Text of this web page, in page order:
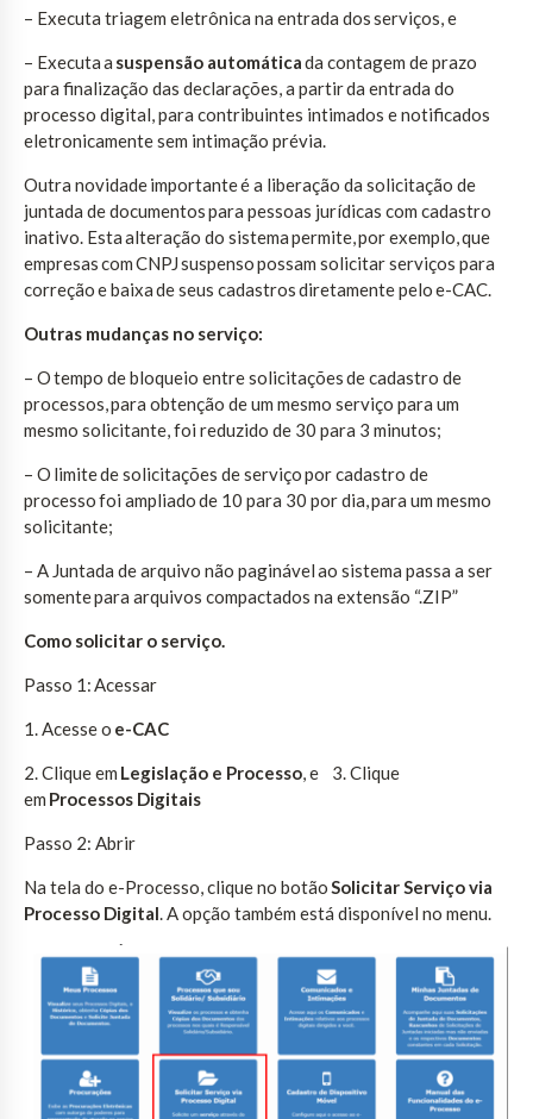
– Executa triagem eletrônica na entrada dos serviços, e
– Executa a suspensão automáticada contagem de prazo
para finalização das declarações, a partir da entrada do
processo digital, para contribuintes intimados e notificados
eletronicamente sem intimação prévia.
Outra novidade importante é a liberação da solicitação de
juntada de documentos para pessoas jurídicas com cadastro
inativo. Esta alteração do sistema permite, por exemplo, que
empresas com CNPJ suspenso possam solicitar serviços para
correção e baixa de seus cadastros diretamente pelo e-CAC.
Outras mudanças no serviço:
– O tempo de bloqueio entre solicitações de cadastro de
processos, para obtenção de um mesmo serviço para um
mesmo solicitante, foi reduzido de 30 para 3 minutos;
– O limite de solicitações de serviço por cadastro de
processo foi ampliado de 10 para 30 por dia, para um mesmo
solicitante;
– A Juntada de arquivo não paginável ao sistema passa a ser
somente para arquivos compactados na extensão “.ZIP”
Como solicitar o serviço.
Passo 1: Acessar
1. Acesse o e-CAC
2. Clique em Legislação e Processo, e 3. Clique
em Processos Digitais
Passo 2: Abrir
Na tela do e-Processo, clique no botãoSolicitar Serviço via
Processo Digital. A opção também está disponível no menu.